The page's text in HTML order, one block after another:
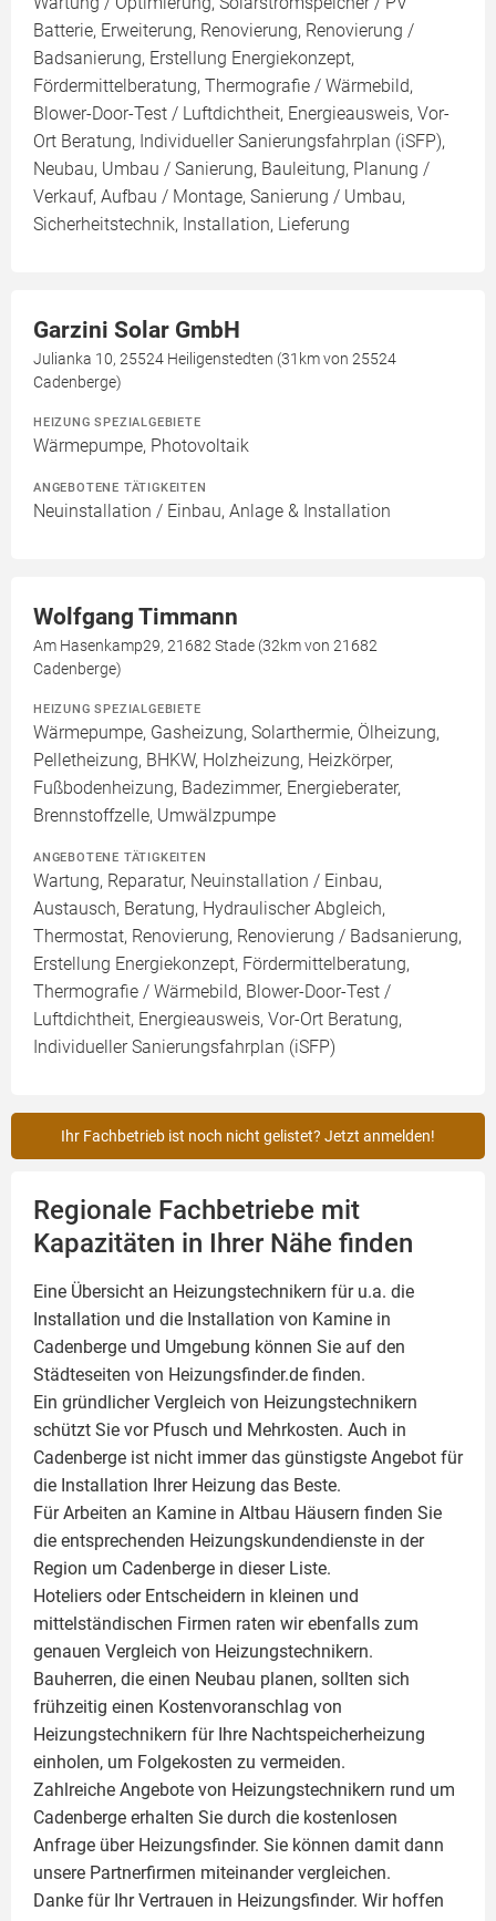
Batterie, Erweiterung, Renovierung, Renovierung /
Badsanierung, Erstellung Energiekonzept,
Fördermittelberatung, Thermografie / Wärmebild,
Blower-Door-Test / Luftdichtheit, Energieausweis, Vor-
Ort Beratung, Individueller Sanierungsfahrplan (iSFP),
Neubau, Umbau / Sanierung, Bauleitung, Planung /
Verkauf, Aufbau / Montage, Sanierung / Umbau,
Sicherheitstechnik, Installation, Lieferung
Garzini Solar GmbH
Julianka 10, 25524 Heiligenstedten (31km von 25524
Cadenberge)
HEIZUNG SPEZIALGEBIETE
Wärmepumpe, Photovoltaik
ANGEBOTENE TÄTIGKEITEN
Neuinstallation / Einbau, Anlage & Installation
Wolfgang Timmann
Am Hasenkamp29, 21682 Stade (32km von 21682
Cadenberge)
HEIZUNG SPEZIALGEBIETE
Wärmepumpe, Gasheizung, Solarthermie, Ölheizung,
Pelletheizung, BHKW, Holzheizung, Heizkörper,
Fußbodenheizung, Badezimmer, Energieberater,
Brennstoffzelle, Umwälzpumpe
ANGEBOTENE TÄTIGKEITEN
Wartung, Reparatur, Neuinstallation / Einbau,
Austausch, Beratung, Hydraulischer Abgleich,
Thermostat, Renovierung, Renovierung / Badsanierung,
Erstellung Energiekonzept, Fördermittelberatung,
Thermografie / Wärmebild, Blower-Door-Test /
Luftdichtheit, Energieausweis, Vor-Ort Beratung,
Individueller Sanierungsfahrplan (iSFP)
Ihr Fachbetrieb ist noch nicht gelistet? Jetzt anmelden!
Regionale Fachbetriebe mit
Kapazitäten in Ihrer Nähe finden
Eine Übersicht an Heizungstechnikern für u.a. die
Installation und die Installation von Kamine in
Cadenberge und Umgebung können Sie auf den
Städteseiten von Heizungsfinder.de finden.
Ein gründlicher Vergleich von Heizungstechnikern
schützt Sie vor Pfusch und Mehrkosten. Auch in
Cadenberge ist nicht immer das günstigste Angebot für
die Installation Ihrer Heizung das Beste.
Für Arbeiten an Kamine in Altbau Häusern finden Sie
die entsprechenden Heizungskundendienste in der
Region um Cadenberge in dieser Liste.
Hoteliers oder Entscheidern in kleinen und
mittelständischen Firmen raten wir ebenfalls zum
genauen Vergleich von Heizungstechnikern.
Bauherren, die einen Neubau planen, sollten sich
frühzeitig einen Kostenvoranschlag von
Heizungstechnikern für Ihre Nachtspeicherheizung
einholen, um Folgekosten zu vermeiden.
Zahlreiche Angebote von Heizungstechnikern rund um
Cadenberge erhalten Sie durch die kostenlosen
Anfrage über Heizungsfinder. Sie können damit dann
unsere Partnerfirmen miteinander vergleichen.
Danke für Ihr Vertrauen in Heizungsfinder. Wir hoffen